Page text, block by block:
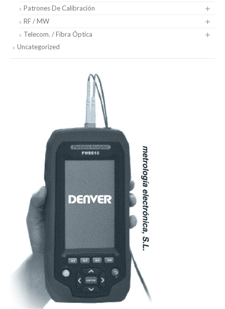
Patrones De Calibración
RF / MW
Telecom. / Fibra Óptica
Uncategorized